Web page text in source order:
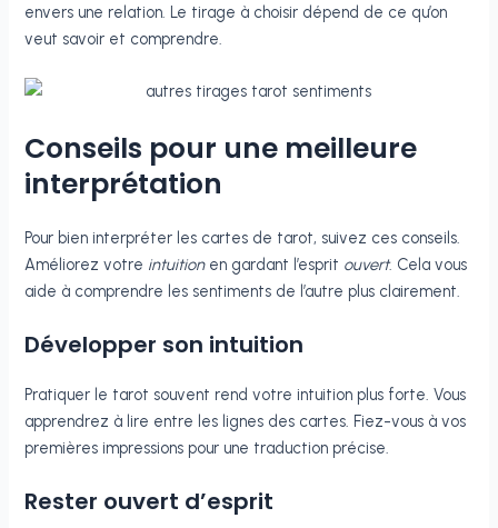
envers une relation. Le tirage à choisir dépend de ce qu’on
veut savoir et comprendre.
Conseils pour une meilleure
interprétation
Pour bien interpréter les cartes de tarot, suivez ces conseils.
Améliorez votre intuitionen gardant l’esprit ouvert. Cela vous
aide à comprendre les sentiments de l’autre plus clairement.
Développer son intuition
Pratiquer le tarot souvent rend votre intuition plus forte. Vous
apprendrez à lire entre les lignes des cartes. Fiez-vous à vos
premières impressions pour une traduction précise.
Rester ouvert d’esprit